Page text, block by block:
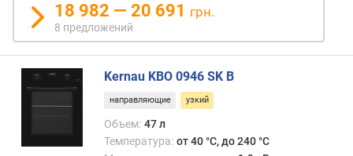
т
а
и
в
я
18 982 — 20 691 грн.
8 предложений
Kernau KBO 0946 SK B
направляющие узкий
Объем: 47 л
Температура: от 40 °C, до 240 °C